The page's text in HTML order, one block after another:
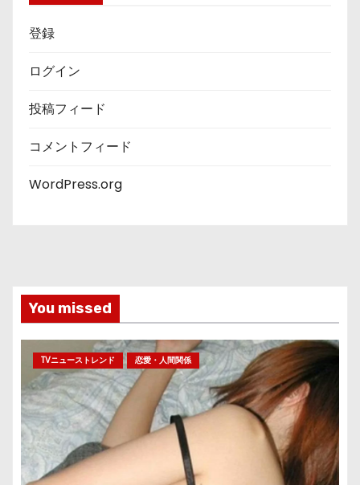
登録
ログイン
投稿フィード
コメントフィード
WordPress.org
You missed
TVニューストレンド 恋愛・人間関係